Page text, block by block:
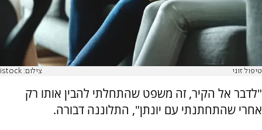
טיפול זוגי צילום: istock
"לדבר אל הקיר, זה משפט שהתחלתי להבין אותו רק
אחרי שהתחתנתי עם יונתן", התלוננה דבורה.